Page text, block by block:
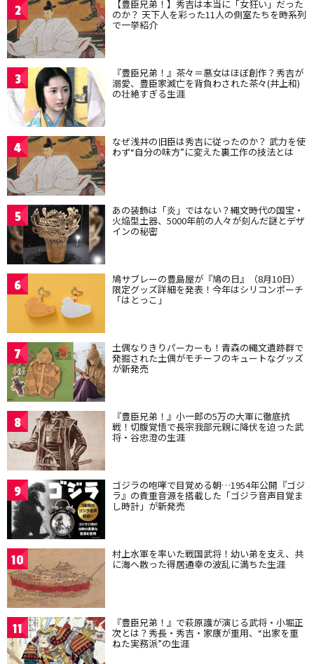
2 【豊臣兄弟！】秀吉は本当に「女狂い」だった
のか？ 天下人を彩った11人の側室たちを時系列
で一挙紹介
3 『豊臣兄弟！』茶々＝悪女はほぼ創作？秀吉が
溺愛、豊臣家滅亡を背負わされた茶々(井上和)
の壮絶すぎる生涯
4 なぜ浅井の旧臣は秀吉に従ったのか？ 武力を使
わず“自分の味方”に変えた裏工作の技法とは
5 あの装飾は「炎」ではない？縄文時代の国宝・
火焔型土器、5000年前の人々が刻んだ謎とデザ
インの秘密
6 鳩サブレーの豊島屋が『鳩の日』（8月10日）
限定グッズ詳細を発表！今年はシリコンポーチ
「はとっこ」
7 土偶なりきりパーカーも！青森の縄文遺跡群で
発掘された土偶がモチーフのキュートなグッズ
が新発売
8 『豊臣兄弟！』小一郎の5万の大軍に徹底抗
戦！切腹覚悟で長宗我部元親に降伏を迫った武
将・谷忠澄の生涯
9 ゴジラの咆哮で目覚める朝…1954年公開『ゴジ
ラ』の貴重音源を搭載した「ゴジラ音声目覚ま
し時計」が新発売
10 村上水軍を率いた戦国武将！幼い弟を支え、共
に海へ散った得居通幸の波乱に満ちた生涯
11 『豊臣兄弟！』で萩原護が演じる武将・小堀正
次とは？秀長・秀吉・家康が重用、“出家を重
ねた実務派”の生涯